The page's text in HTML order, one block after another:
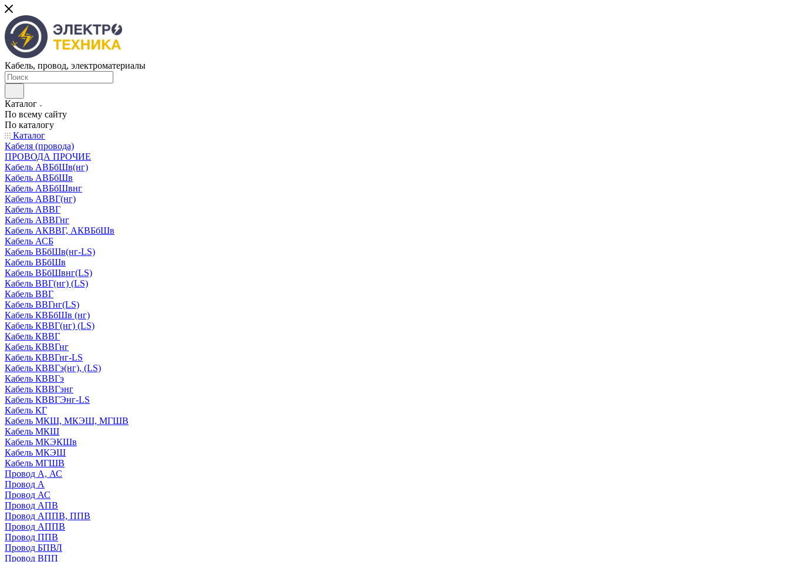
Кабель, провод, электроматериалы
Каталог
По всему сайту
По каталогу
Каталог
Кабеля (провода)
ПРОВОДА ПРОЧИЕ
Кабель АВБбШв(нг)
Кабель АВБбШв
Кабель АВБбШвнг
Кабель АВВГ(нг)
Кабель АВВГ
Кабель АВВГнг
Кабель АКВВГ, АКВБбШв
Кабель АСБ
Кабель ВБбШв(нг-LS)
Кабель ВБбШв
Кабель ВБбШвнг(LS)
Кабель ВВГ(нг) (LS)
Кабель ВВГ
Кабель ВВГнг(LS)
Кабель КВБбШв (нг)
Кабель КВВГ(нг) (LS)
Кабель КВВГ
Кабель КВВГнг
Кабель КВВГнг-LS
Кабель КВВГэ(нг), (LS)
Кабель КВВГэ
Кабель КВВГэнг
Кабель КВВГЭнг-LS
Кабель КГ
Кабель МКШ, МКЭШ, МГШВ
Кабель МКШ
Кабель МКЭКШв
Кабель МКЭШ
Кабель МГШВ
Провод А, АС
Провод А
Провод АС
Провод АПВ
Провод АППВ, ППВ
Провод АППВ
Провод ППВ
Провод БПВЛ
Провод ВПП